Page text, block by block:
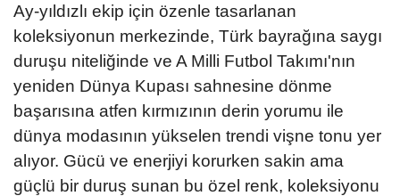
Ay-yıldızlı ekip için özenle tasarlanan
koleksiyonun merkezinde, Türk bayrağına saygı
duruşu niteliğinde ve A Milli Futbol Takımı'nın
yeniden Dünya Kupası sahnesine dönme
başarısına atfen kırmızının derin yorumu ile
dünya modasının yükselen trendi vişne tonu yer
alıyor. Gücü ve enerjiyi korurken sakin ama
güçlü bir duruş sunan bu özel renk, koleksiyonu